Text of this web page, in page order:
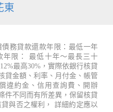
東
務貸款還款年限：最低一年
年限： 最低十年～最長三十
最高30%，實際依銀行核貸
貸金額、利率、月付金、帳管
違約金、信用查詢費、開辦
不同而有所差異，保留核貸
與否之權利， 詳細約定應以